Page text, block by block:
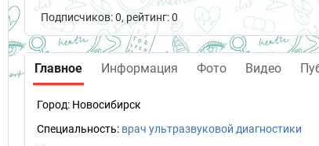
Подписчиков: 0, рейтинг: 0
Главное Информация Фото Видео
Город: Новосибирск
Специальность: врач ультразвуковой диагностики